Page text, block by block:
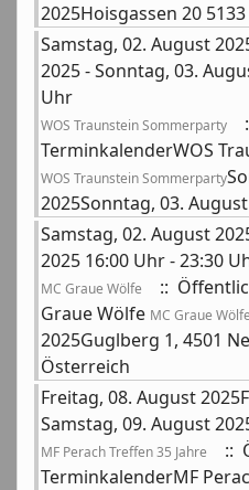
2025Hoisgassen 20
Samstag, 02. August
2025 - Sonntag, 03.
Uhr
WOS Traunstein Sommerparty
TerminkalenderWOS
WOS Traunstein Sommerparty
2025Sonntag, 03.
Samstag, 02. August
2025 16:00 Uhr - 23:30
MC Graue Wölfe
::
Graue Wölfe MC Graue Wölfe
2025Guglberg 1, 4501
Österreich
Freitag, 08. August
Samstag, 09. August
MF Perach Treffen 35 Jahre
::
TerminkalenderMF